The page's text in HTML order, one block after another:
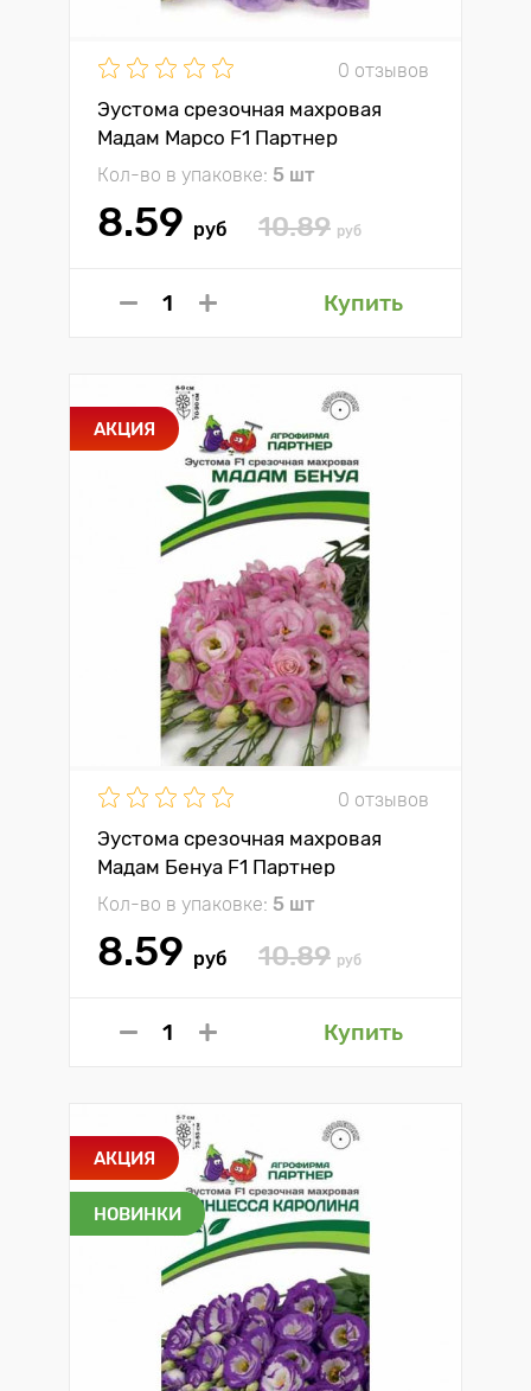
0 отзывов
Эустома срезочная махровая
Мадам Марсо F1 Партнер
Кол-во в упаковке: 5 шт
8.59 руб 10.89 руб
Купить
АКЦИЯ
0 отзывов
Эустома срезочная махровая
Мадам Бенуа F1 Партнер
Кол-во в упаковке: 5 шт
8.59 руб 10.89 руб
Купить
АКЦИЯ
НОВИНКИ